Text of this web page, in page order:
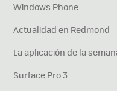
Windows Phone
Actualidad en Redmond
La aplicación de la
Surface Pro 3